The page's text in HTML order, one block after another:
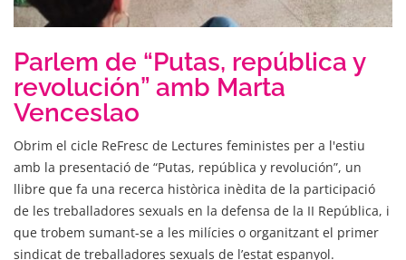
Parlem de “Putas, república y
revolución” amb Marta
Venceslao
Obrim el cicle ReFresc de Lectures feministes per a l'estiu
amb la presentació de “Putas, república y revolución”, un
llibre que fa una recerca històrica inèdita de la participació
de les treballadores sexuals en la defensa de la II República, i
que trobem sumant-se a les milícies o organitzant el primer
sindicat de treballadores sexuals de l’estat espanyol.